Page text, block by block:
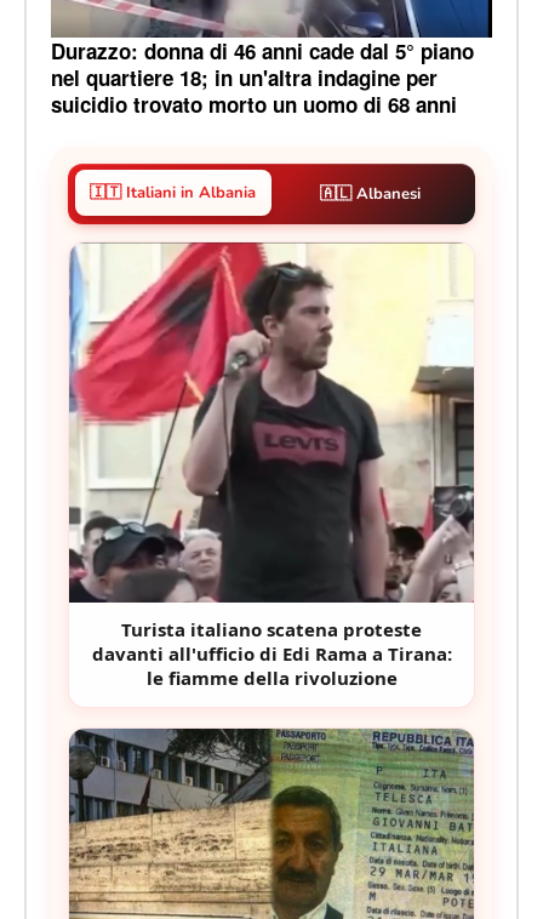
Durazzo: donna di 46 anni cade dal 5° piano
nel quartiere 18; in un'altra indagine per
suicidio trovato morto un uomo di 68 anni
🇮🇹 Italiani in Albania 🇦🇱 Albanesi
Turista italiano scatena proteste
davanti all'ufficio di Edi Rama a Tirana:
le fiamme della rivoluzione